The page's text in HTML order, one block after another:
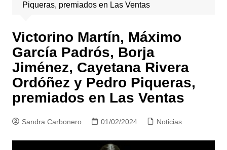
Piqueras, premiados en Las Ventas
Victorino Martín, Máximo
García Padrós, Borja
Jiménez, Cayetana Rivera
Ordóñez y Pedro Piqueras,
premiados en Las Ventas
Sandra Carbonero 01/02/2024 Noticias